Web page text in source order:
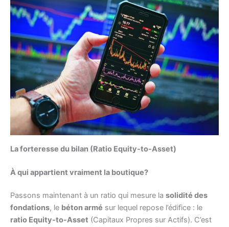
La forteresse du bilan (Ratio Equity-to-Asset)
À qui appartient vraiment la boutique?
Passons maintenant à un ratio qui mesure la solidité des
fondations, le béton armé sur lequel repose l’édifice : le
ratio Equity-to-Asset (Capitaux Propres sur Actifs). C’est